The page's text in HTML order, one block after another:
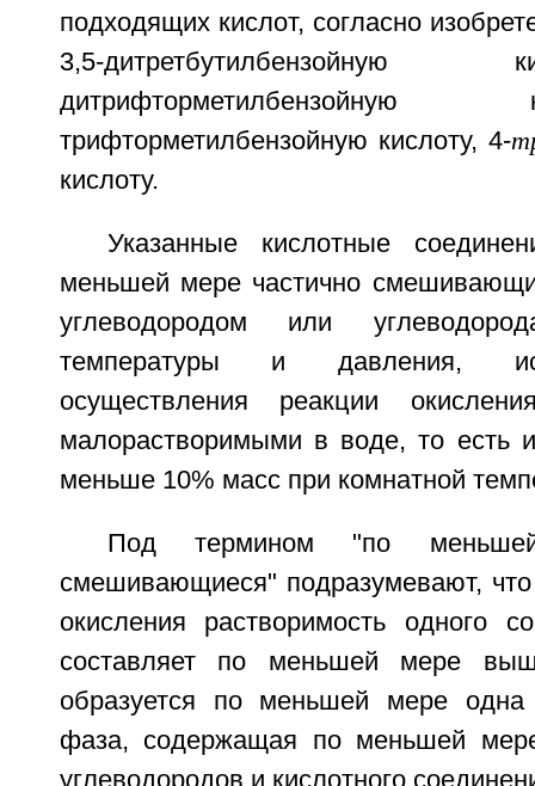
подходящих кислот, согласно
3,5-
трифторметилбензойную кислоту, 4-
кислоту.
Указанные кислотные
меньшей мере частично
углеводородом или
температуры и давления,
осуществления реакции
малорастворимыми в воде, то есть
меньше 10% масс при комнатной
Под термином "по
смешивающиеся" подразумевают,
окисления растворимость одного
составляет по меньшей мере
образуется по меньшей мере одна
фаза, содержащая по меньшей
углеводородов и кислотного